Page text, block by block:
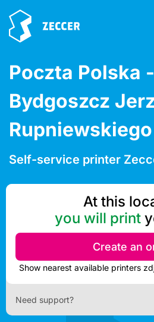
Poczta Polska -
Bydgoszcz
Rupniewskiego
Self-service printer
At this
you will print
Create an
Show
Need support?